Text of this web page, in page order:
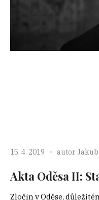
15. 4. 2019 autor
Akta Oděsa II:
Zločin v Oděse,